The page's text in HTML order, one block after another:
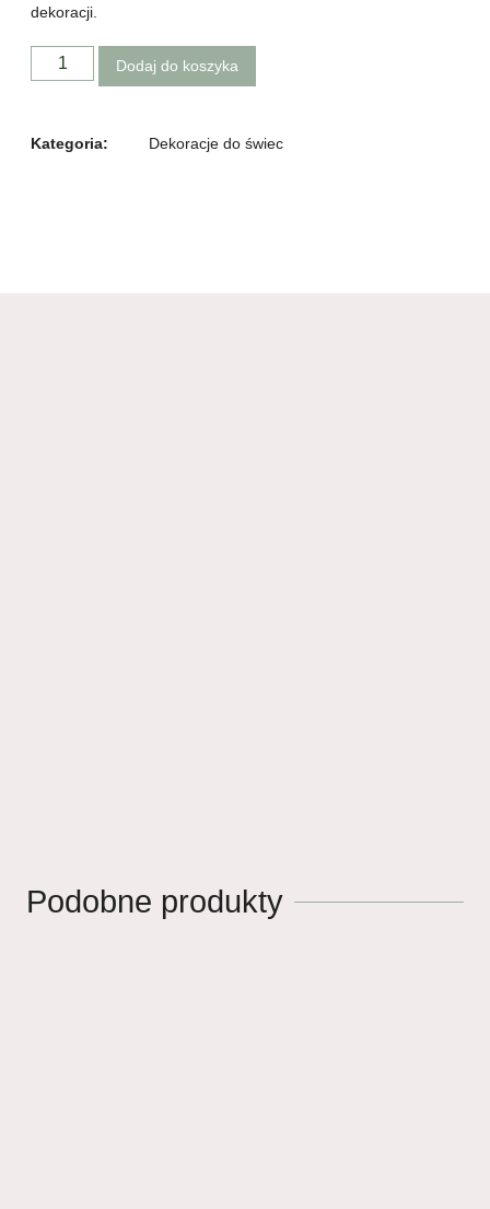
dekoracji.
Dodaj do koszyka
Kategoria: Dekoracje do świec
Podobne produkty